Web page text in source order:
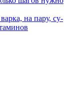
на пару, су-